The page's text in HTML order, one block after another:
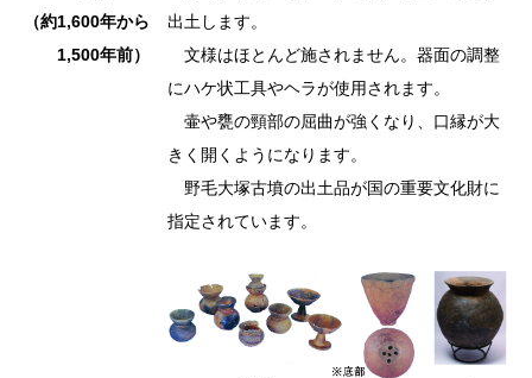
（約1,600年から
1,500年前）
出土します。
文様はほとんど施されません。器面の調整
にハケ状工具やヘラが使用されます。
壷や甕の頸部の屈曲が強くなり、口縁が大
きく開くようになります。
野毛大塚古墳の出土品が国の重要文化財に
指定されています。